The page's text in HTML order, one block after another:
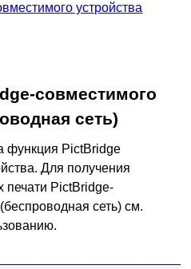
устройства
совместимого
сеть)
функция PictBridge
. Для получения
печати PictBridge-
сеть) см.